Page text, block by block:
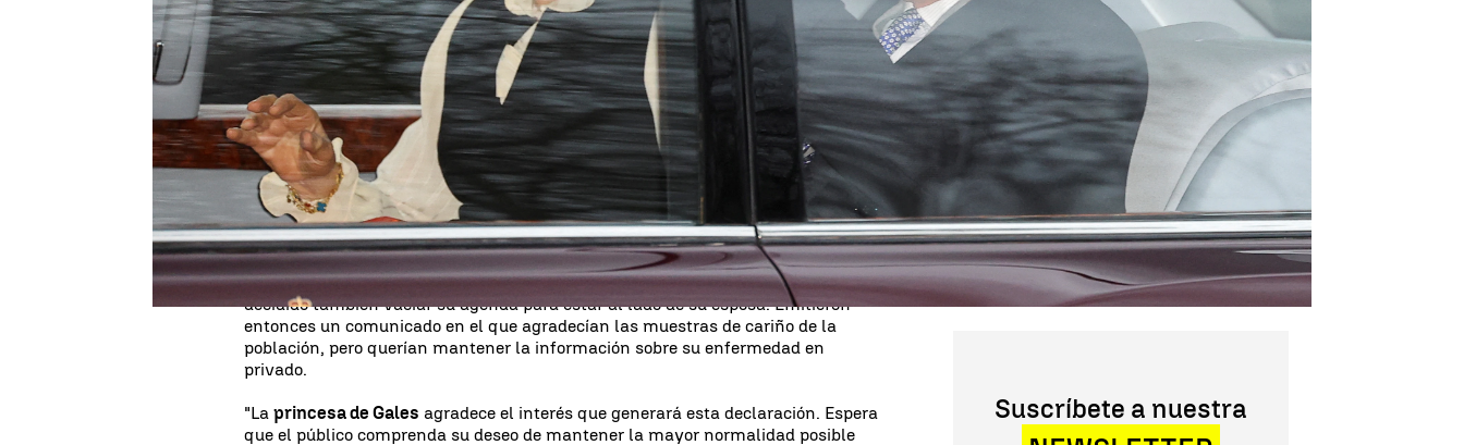
Toni Baena
Publicado:07 de febrero de 2024, 11:39 WhatsappFacebook
X Linkedin
El primer acto al que acudirá hoy el príncipe Guillermoes una ceremonia de
investidura en el castillo de Windsor, entre otras, a la futbolista Ellen White. Y por
la tarde tiene un evento para la ONG London´s Air Ambulance en Londres. En este
acto será cuando se podría referir a la salud de su padre y quién sabe si también
aludirá a la de su mujer.
El pasado 16 de enero se anunció queKate Middletonse había sometido a una
operación abdominal y que debía estar dos semanas ingresada en el hospital, las
alarmas saltaron. Hubo todo tipo de especulaciones. El príncipe de Gales había
decidido también vaciar su agenda para estar al lado de su esposa. Emitieron
entonces un comunicado en el que agradecían las muestras de cariño de la
población, pero querían mantener la información sobre su enfermedad en
privado.
"Laprincesa de Gales agradece el interés que generará esta declaración. Espera
que el público comprenda su deseo de mantener la mayor normalidad posible
Suscríbete a nuestra